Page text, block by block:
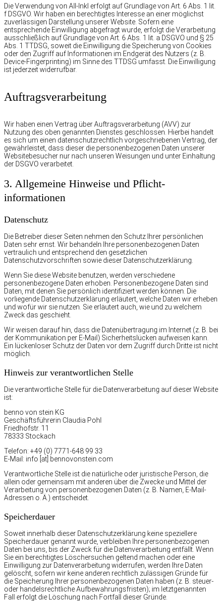
Die Verwendung von All-Inkl erfolgt auf Grundlage von Art. 6 Abs. 1 lit.
f DSGVO. Wir haben ein berechtigtes Interesse an einer möglichst
zuverlässigen Darstellung unserer Website. Sofern eine
entsprechende Einwilligung abgefragt wurde, erfolgt die Verarbeitung
ausschließlich auf Grundlage von Art. 6 Abs. 1 lit. a DSGVO und § 25
Abs. 1 TTDSG, soweit die Einwilligung die Speicherung von Cookies
oder den Zugriff auf Informationen im Endgerät des Nutzers (z. B.
Device-Fingerprinting) im Sinne des TTDSG umfasst. Die Einwilligung
ist jederzeit widerrufbar.
Auftragsverarbeitung
Wir haben einen Vertrag über Auftragsverarbeitung (AVV) zur
Nutzung des oben genannten Dienstes geschlossen. Hierbei handelt
es sich um einen datenschutzrechtlich vorgeschriebenen Vertrag, der
gewährleistet, dass dieser die personenbezogenen Daten unserer
Websitebesucher nur nach unseren Weisungen und unter Einhaltung
der DSGVO verarbeitet.
3. Allgemeine Hinweise und Pflicht­
informationen
Datenschutz
Die Betreiber dieser Seiten nehmen den Schutz Ihrer persönlichen
Daten sehr ernst. Wir behandeln Ihre personenbezogenen Daten
vertraulich und entsprechend den gesetzlichen
Datenschutzvorschriften sowie dieser Datenschutzerklärung.
Wenn Sie diese Website benutzen, werden verschiedene
personenbezogene Daten erhoben. Personenbezogene Daten sind
Daten, mit denen Sie persönlich identifiziert werden können. Die
vorliegende Datenschutzerklärung erläutert, welche Daten wir erheben
und wofür wir sie nutzen. Sie erläutert auch, wie und zu welchem
Zweck das geschieht.
Wir weisen darauf hin, dass die Datenübertragung im Internet (z. B. bei
der Kommunikation per E-Mail) Sicherheitslücken aufweisen kann.
Ein lückenloser Schutz der Daten vor dem Zugriff durch Dritte ist nicht
möglich.
Hinweis zur verantwortlichen Stelle
Die verantwortliche Stelle für die Datenverarbeitung auf dieser Website
ist:
benno von stein KG
Geschäftsführerin Claudia Pohl
Friedhofstr. 11
78333 Stockach
Telefon: +49 (0) 7771-648 99 33
E-Mail: info [at] bennovonstein.com
Verantwortliche Stelle ist die natürliche oder juristische Person, die
allein oder gemeinsam mit anderen über die Zwecke und Mittel der
Verarbeitung von personenbezogenen Daten (z. B. Namen, E-Mail-
Adressen o. Ä.) entscheidet.
Speicherdauer
Soweit innerhalb dieser Datenschutzerklärung keine speziellere
Speicherdauer genannt wurde, verbleiben Ihre personenbezogenen
Daten bei uns, bis der Zweck für die Datenverarbeitung entfällt. Wenn
Sie ein berechtigtes Löschersuchen geltend machen oder eine
Einwilligung zur Datenverarbeitung widerrufen, werden Ihre Daten
gelöscht, sofern wir keine anderen rechtlich zulässigen Gründe für
die Speicherung Ihrer personenbezogenen Daten haben (z. B. steuer-
oder handelsrechtliche Aufbewahrungsfristen); im letztgenannten
Fall erfolgt die Löschung nach Fortfall dieser Gründe.